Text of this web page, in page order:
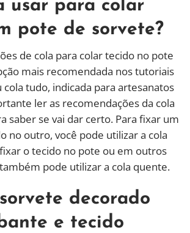
usar para colar
pote de sorvete?
de cola para colar tecido no pote
mais recomendada nos tutoriais
cola tudo, indicada para artesanatos
ler as recomendações da cola
saber se vai dar certo. Para fixar um
no outro, você pode utilizar a cola
o tecido no pote ou em outros
pode utilizar a cola quente.
decorado
e tecido